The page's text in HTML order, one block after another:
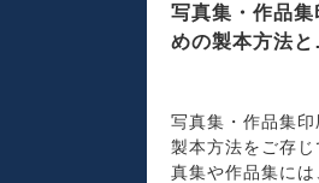
写真集・作品
めの製本方法
写真集・作品集
製本方法をご存
真集や作品集に